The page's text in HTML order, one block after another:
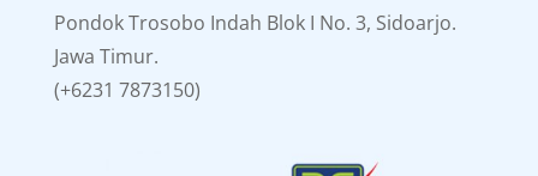
Pondok Trosobo Indah Blok I No. 3, Sidoarjo.
Jawa Timur.
(+6231 7873150)